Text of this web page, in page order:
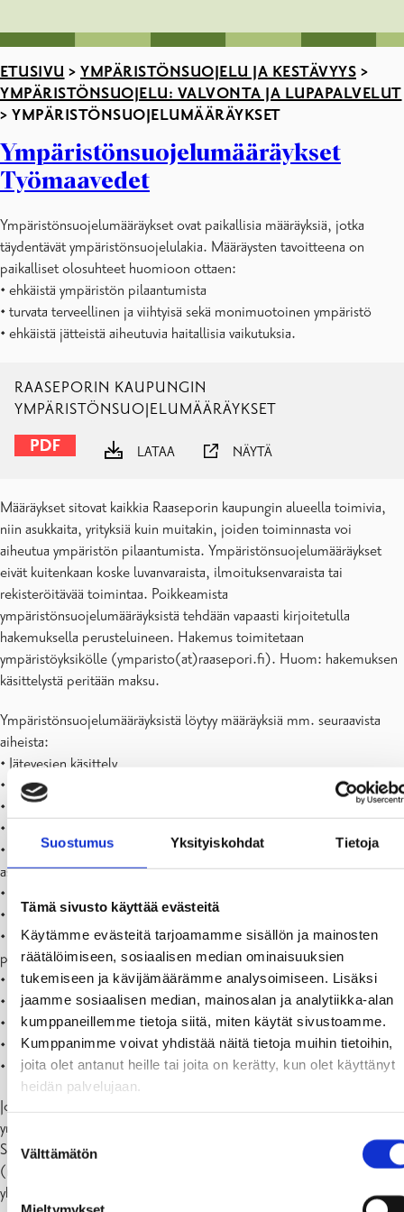
Suostumus Yksityiskohdat Tietoja
Tämä sivusto käyttää evästeitä
Käytämme evästeitä tarjoamamme sisällön ja mainosten
räätälöimiseen, sosiaalisen median ominaisuuksien
tukemiseen ja kävijämäärämme analysoimiseen. Lisäksi
jaamme sosiaalisen median, mainosalan ja analytiikka-alan
kumppaneillemme tietoja siitä, miten käytät sivustoamme.
Kumppanimme voivat yhdistää näitä tietoja muihin tietoihin,
joita olet antanut heille tai joita on kerätty, kun olet käyttänyt
heidän palvelujaan.
Suostumuksen
valinta
Välttämätön
ETUSIVU > YMPÄRISTÖNSUOJELU JA KESTÄVYYS >
YMPÄRISTÖNSUOJELU: VALVONTA JA LUPAPALVELUT
> YMPÄRISTÖNSUOJELUMÄÄRÄYKSET
Ympäristönsuojelumääräykset
Työmaavedet
Ympäristönsuojelumääräykset ovat paikallisia määräyksiä, jotka
täydentävät ympäristönsuojelulakia. Määräysten tavoitteena on
paikalliset olosuhteet huomioon ottaen:
• ehkäistä ympäristön pilaantumista
• turvata terveellinen ja viihtyisä sekä monimuotoinen ympäristö
• ehkäistä jätteistä aiheutuvia haitallisia vaikutuksia.
RAASEPORIN KAUPUNGIN
YMPÄRISTÖNSUOJELUMÄÄRÄYKSET
LATAA NÄYTÄ
Määräykset sitovat kaikkia Raaseporin kaupungin alueella toimivia,
niin asukkaita, yrityksiä kuin muitakin, joiden toiminnasta voi
aiheutua ympäristön pilaantumista. Ympäristönsuojelumääräykset
eivät kuitenkaan koske luvanvaraista, ilmoituksenvaraista tai
rekisteröitävää toimintaa. Poikkeamista
ympäristönsuojelumääräyksistä tehdään vapaasti kirjoitetulla
hakemuksella perusteluineen. Hakemus toimitetaan
ympäristöyksikölle (ymparisto(at)raasepori.fi). Huom: hakemuksen
käsittelystä peritään maksu.
Ympäristönsuojelumääräyksistä löytyy määräyksiä mm. seuraavista
aiheista:
• Jätevesien käsittely
• Ajoneuvojen, veneiden ja koneiden pesu ja kunnossapito
• Mattojen ja tekstiilien pesu
• Lumenkaatopaikat
• Jätteen hyödyntäminen maarakentamisessa (betonimursketta,
asfalttimursketta ym.)
• Kemikaalien varastointi ja käsittely
• Käytöstä poistetut säiliöt ja säiliöiden tarkastaminen
• Polttonesteiden jakelupisteet (koskee <10 m3 säiliötilavuutta, ei
pohjavesialueella)
• Maalämpöjärjestelmät
• Häiritsevää melua
• Pölyn ja liukkauden torjunta
• Savukaasupäästöjen haitallisten vaikutusten ehkäisy
• Eläinsuojat ja lannan levittäminen.
Jos rakennusaikana
ympäristön kuormitusta, veden hallinta on suunniteltava etukäteen.
Suunnitelma annetaan lupakäsittelijälle, tai hankintapäällikölle
(rakennusvalvonta tai yhdyskuntatekniikka), jotka tarvittaessa tekee
yhteistyötä ympäristönsuojeluviranomaisen kanssa. Aina ei ole